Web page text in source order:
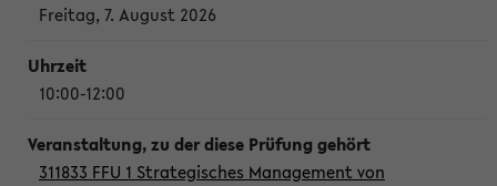
Freitag, 7. August 2026
10:00-12:00
311833 FFU 1 Strategisches Management von